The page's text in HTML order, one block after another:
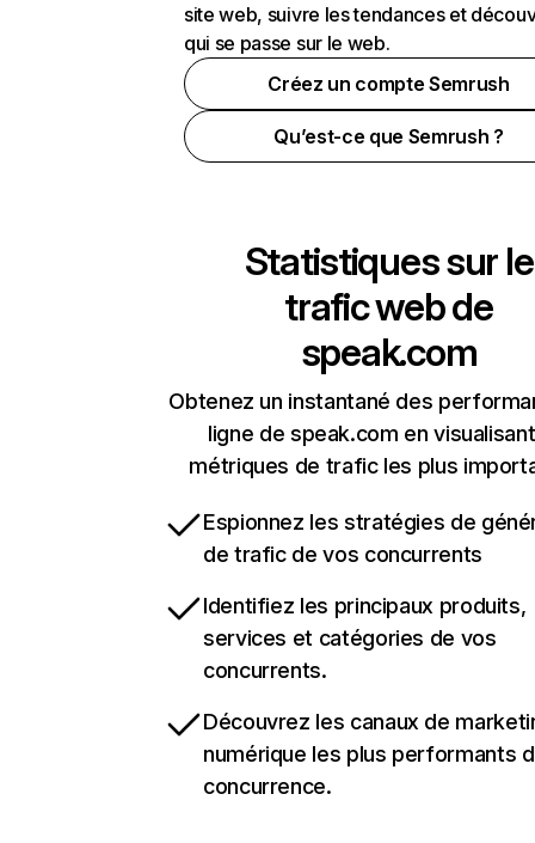
site web, suivre les tendances et
qui se passe sur le web.
Créez un compte Semrush
Qu’est-ce que Semrush ?
Statistiques sur le
trafic web de
speak.com
Obtenez un instantané des
ligne de speak.com en
métriques de trafic les plus
Espionnez les stratégies de
de trafic de vos concurrents
Identifiez les principaux produits,
services et catégories de vos
concurrents.
Découvrez les canaux de
numérique les plus performants
concurrence.